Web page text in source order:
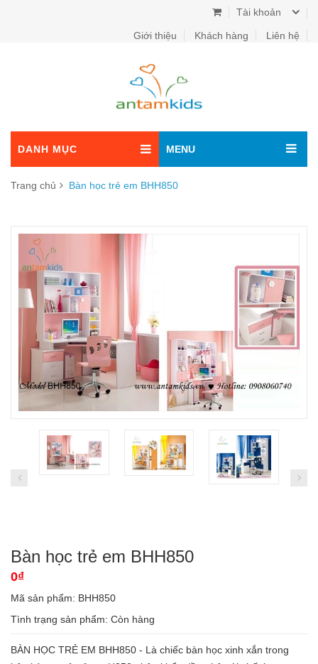
Tài khoản
Giới thiệu Khách hàng Liên hệ
DANH MỤC MENU
Trang chủ Bàn học trẻ em BHH850
Bàn học trẻ em BHH850
0₫
Mã sản phẩm: BHH850
Tình trạng sản phẩm: Còn hàng
BÀN HỌC TRẺ EM BHH850 - Là chiếc bàn học xinh xắn trong